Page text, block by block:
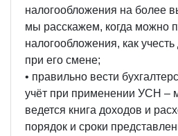
налогообложения на более
мы расскажем, когда можно
налогообложения, как
при его смене;
• правильно вести
учёт при применении УСН –
ведется книга доходов и
порядок и сроки